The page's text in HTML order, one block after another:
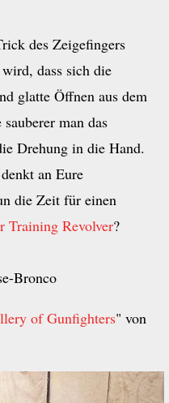
des Zeigefingers
dass sich die
glatte Öffnen aus dem
man das
Drehung in die Hand.
an Eure
die Zeit für einen
Training Revolver?
Bronco
of Gunfighters" von